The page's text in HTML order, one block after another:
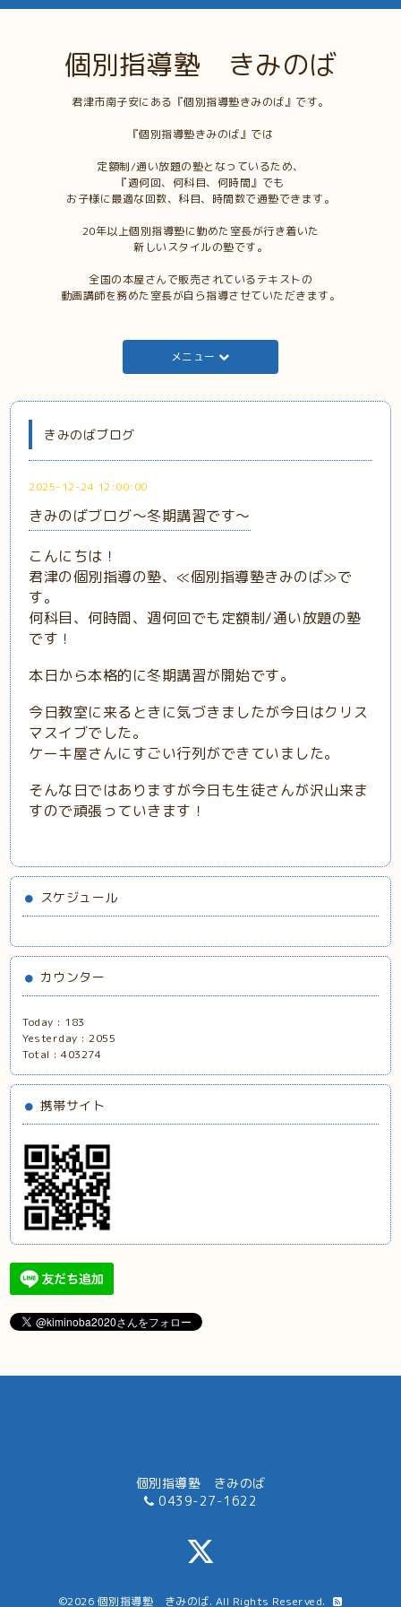
個別指導塾 きみのば
君津市南子安にある『個別指導塾きみのば』です。
『個別指導塾きみのば』では
定額制/通い放題の塾となっているため、
『週何回、何科目、何時間』でも
お子様に最適な回数、科目、時間数で通塾できます。
20年以上個別指導塾に勤めた室長が行き着いた
新しいスタイルの塾です。
全国の本屋さんで販売されているテキストの
動画講師を務めた室長が自ら指導させていただきます。
メニュー
きみのばブログ
2025-12-24 12:00:00
きみのばブログ～冬期講習です～
こんにちは！
君津の個別指導の塾、≪個別指導塾きみのば≫で
す。
何科目、何時間、週何回でも定額制/通い放題の塾
です！
本日から本格的に冬期講習が開始です。
今日教室に来るときに気づきましたが今日はクリス
マスイブでした。
ケーキ屋さんにすごい行列ができていました。
そんな日ではありますが今日も生徒さんが沢山来ま
すので頑張っていきます！
スケジュール
カウンター
Today : 183
Yesterday :2055
Total :403274
携帯サイト
個別指導塾 きみのば
0439-27-1622
©2026 個別指導塾 きみのば. All Rights Reserved.